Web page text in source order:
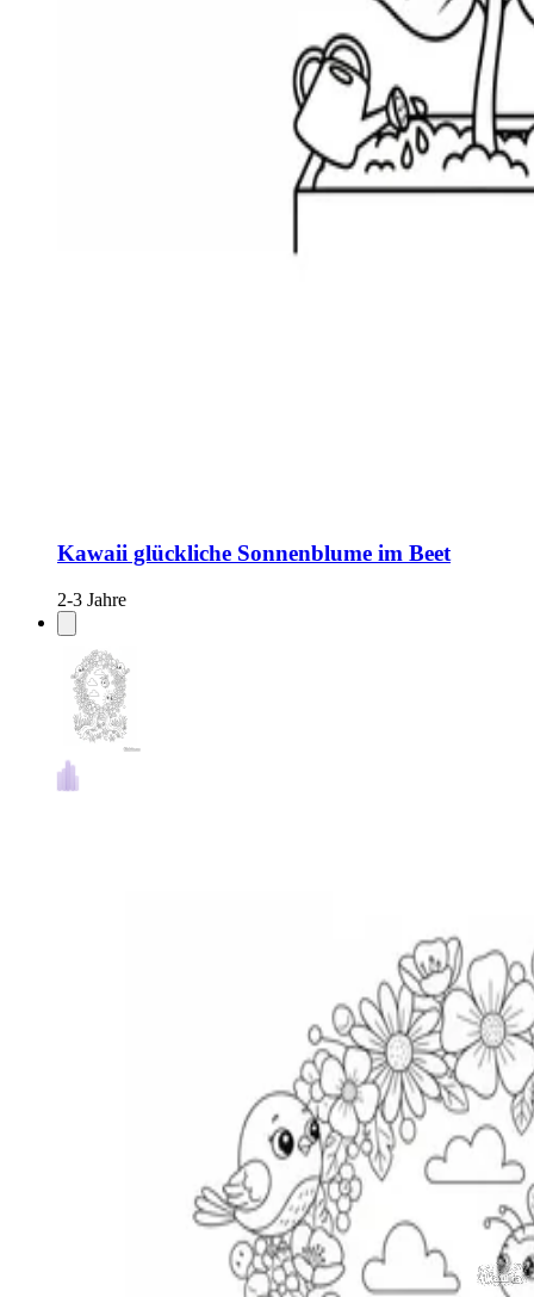
Kawaii glückliche Sonnenblume im Beet
2-3 Jahre